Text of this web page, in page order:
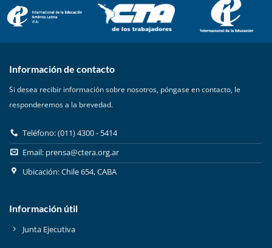
Información de contacto
Si desea recibir información sobre nosotros, póngase en contacto, le
responderemos a la brevedad.
Teléfono: (011) 4300 - 5414
Email: prensa@ctera.org.ar
Ubicación: Chile 654, CABA
Información útil
Junta Ejecutiva